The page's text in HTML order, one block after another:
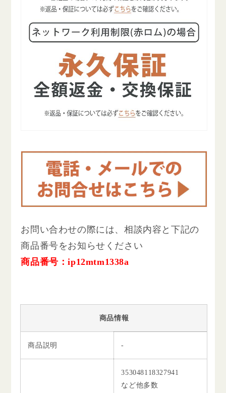
お問い合わせの際には、相談内容と下記の
商品番号をお知らせください
商品番号：ip12mtm1338a
商品情報
商品説明 -
353048118327941
など他多数